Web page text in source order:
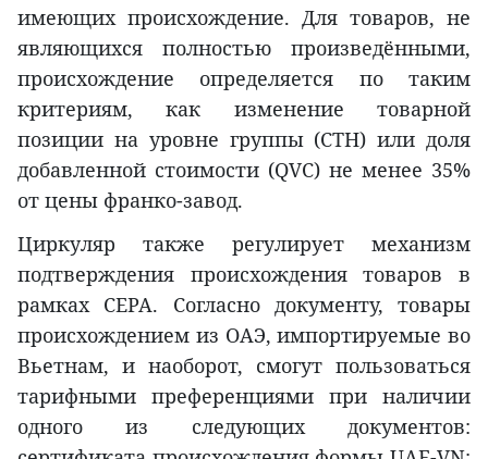
имеющих происхождение. Для товаров, не
являющихся полностью произведёнными,
происхождение определяется по таким
критериям, как изменение товарной
позиции на уровне группы (CTH) или доля
добавленной стоимости (QVC) не менее 35%
от цены франко-завод.
Циркуляр также регулирует механизм
подтверждения происхождения товаров в
рамках CEPA. Согласно документу, товары
происхождением из ОАЭ, импортируемые во
Вьетнам, и наоборот, смогут пользоваться
тарифными преференциями при наличии
одного из следующих документов: